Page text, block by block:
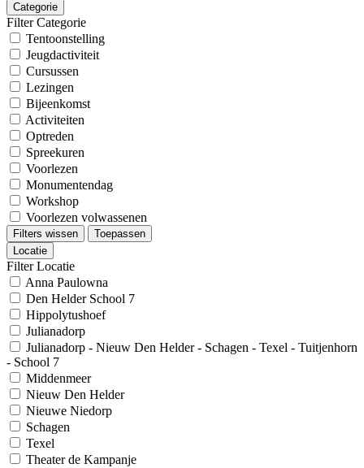
Categorie
Filter Categorie
Tentoonstelling
Jeugdactiviteit
Cursussen
Lezingen
Bijeenkomst
Activiteiten
Optreden
Spreekuren
Voorlezen
Monumentendag
Workshop
Voorlezen volwassenen
Filters wissen
Toepassen
Locatie
Filter Locatie
Anna Paulowna
Den Helder School 7
Hippolytushoef
Julianadorp
Julianadorp - Nieuw Den Helder - Schagen - Texel - Tuitjenhorn
- School 7
Middenmeer
Nieuw Den Helder
Nieuwe Niedorp
Schagen
Texel
Theater de Kampanje